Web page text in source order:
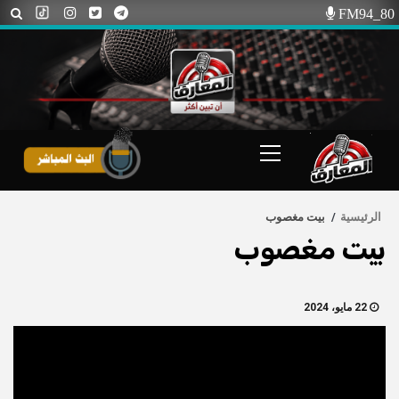
Skip
to
content
FM94_80
Menu
الرئيسية بيت مغصوب
بيت مغصوب